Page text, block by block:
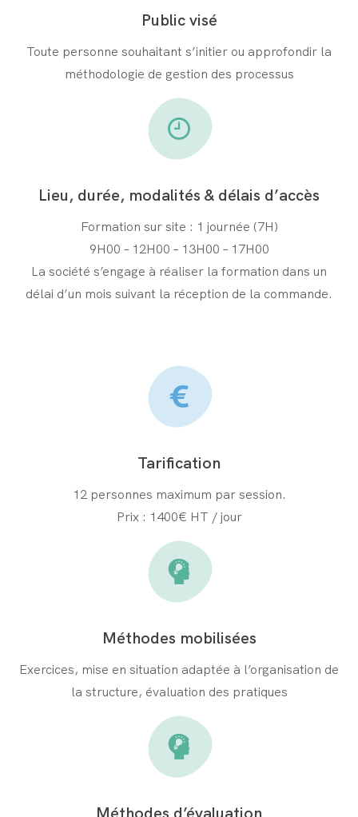
Public visé
Toute personne souhaitant s’initier ou approfondir la
méthodologie de gestion des processus
Lieu, durée, modalités & délais d’accès
Formation sur site : 1 journée (7H)
9H00 – 12H00 – 13H00 – 17H00
La société s’engage à réaliser la formation dans un
délai d’un mois suivant la réception de la commande.
Tarification
12personnes maximum par session.
Prix : 1400€ HT / jour
Méthodes mobilisées
Exercices, mise en situation adaptée à l’organisation de
la structure, évaluation des pratiques
Méthodes d’évaluation